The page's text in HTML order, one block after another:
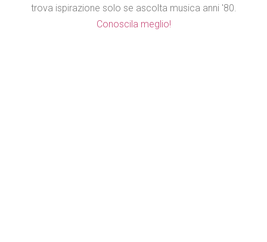
trova ispirazione solo se ascolta musica anni '80.
Conoscila meglio!